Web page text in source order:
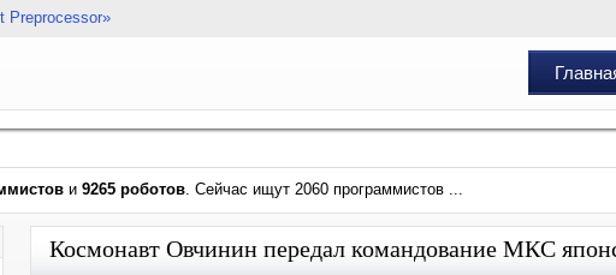
Preprocessor»
и 9265 роботов. Сейчас ищут 2060 программистов ...
Космонавт Овчинин передал командование МКС